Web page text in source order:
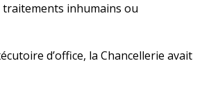
traitements inhumains ou
d’office, la Chancellerie avait